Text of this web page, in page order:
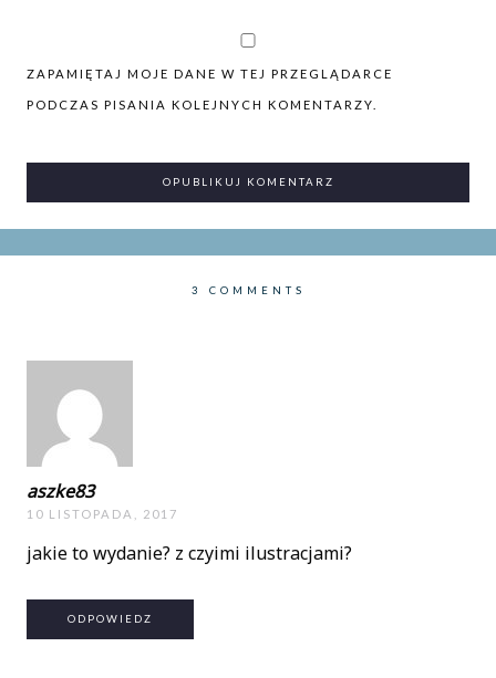
ZAPAMIĘTAJ MOJE DANE W TEJ PRZEGLĄDARCE
PODCZAS PISANIA KOLEJNYCH KOMENTARZY.
3 COMMENTS
aszke83
10 LISTOPADA, 2017
jakie to wydanie? z czyimi ilustracjami?
ODPOWIEDZ